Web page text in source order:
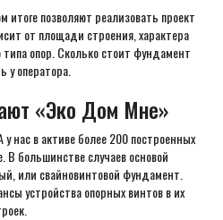
позволяют реализовать проект
от площади строения, характера
типа опор. Сколько стоит фундамент
оператора.
«Эко Дом Мне»
нас в активе более 200 построенных
большинстве случаев основой
или свайновинтовой фундамент.
устройства опорных винтов в их